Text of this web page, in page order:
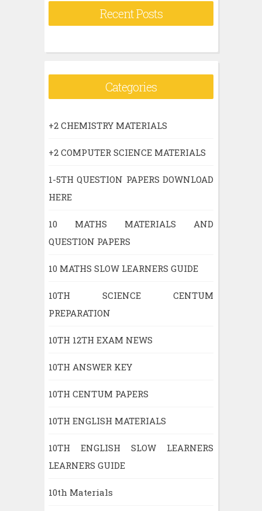
Recent Posts
Categories
+2 CHEMISTRY MATERIALS
+2 COMPUTER SCIENCE MATERIALS
1-5TH QUESTION PAPERS DOWNLOAD
HERE
10 MATHS MATERIALS AND
QUESTION PAPERS
10 MATHS SLOW LEARNERS GUIDE
10TH SCIENCE CENTUM
PREPARATION
10TH 12TH EXAM NEWS
10TH ANSWER KEY
10TH CENTUM PAPERS
10TH ENGLISH MATERIALS
10TH ENGLISH SLOW LEARNERS
LEARNERS GUIDE
10th Materials